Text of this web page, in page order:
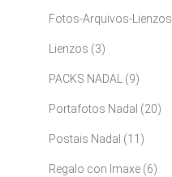
Fotos-Arquivos-Lienzos
Lienzos (3)
PACKS NADAL (9)
Portafotos Nadal (20)
Postais Nadal (11)
Regalo con Imaxe (6)